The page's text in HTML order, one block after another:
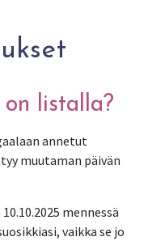
on listalla?
annetut
muutaman päivän
mennessä
vaikka se jo